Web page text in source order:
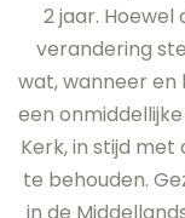
2 jaar.
verandering
wat, wanneer en
een
Kerk, in stijd met
te behouden.